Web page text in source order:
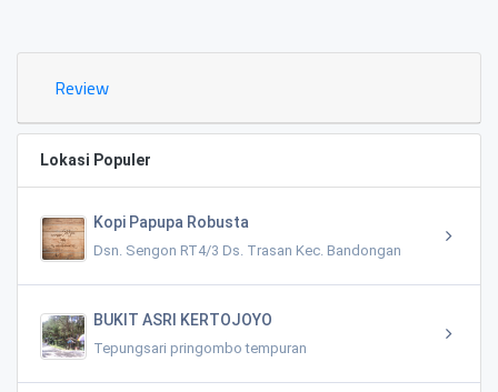
Review
Lokasi Populer
Kopi Papupa Robusta
Dsn. Sengon RT4/3 Ds. Trasan Kec. Bandongan
BUKIT ASRI KERTOJOYO
Tepungsari pringombo tempuran